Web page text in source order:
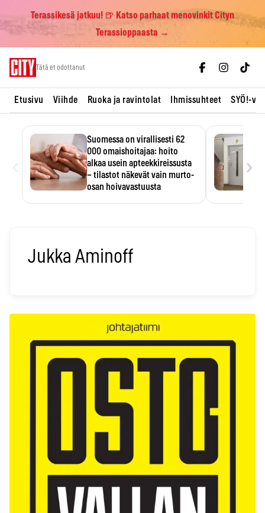
Terassikesä jatkuu! 🍺 Katso parhaat menovinkit Cityn
Terassioppaasta →
Tätä et odottanut
Etusivu Viihde Ruoka ja ravintolat Ihmissuhteet SYÖ!-
Suomessa on virallisesti 62
000 omaishoitajaa: hoito
alkaa usein apteekkireissusta
– tilastot näkevät vain murto-
osan hoivavastuusta
›
Jukka Aminoff